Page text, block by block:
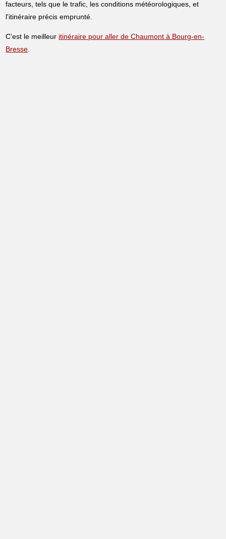
facteurs, tels que le trafic, les conditions météorologiques, et
l'itinéraire précis emprunté.
C'est le meilleur itinéraire pour aller de Chaumont à Bourg-en-
Bresse.